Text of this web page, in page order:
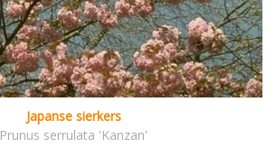
Japanse sierkers
Prunus serrulata 'Kanzan'